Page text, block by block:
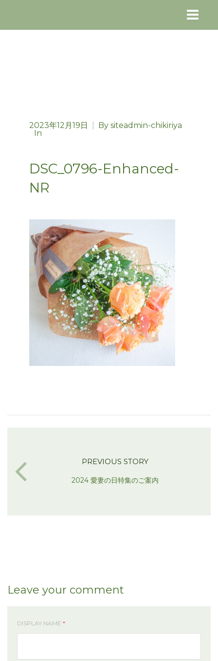
2023年12月19日 By siteadmin-chikiriya
In
DSC_0796-Enhanced-
NR
PREVIOUS STORY
2024 愛妻の日特集のご案内
Leave your comment
DISPLAY NAME *